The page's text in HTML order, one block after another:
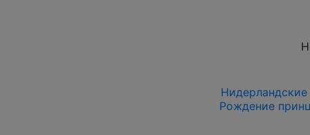
Нидерландские
Рождение